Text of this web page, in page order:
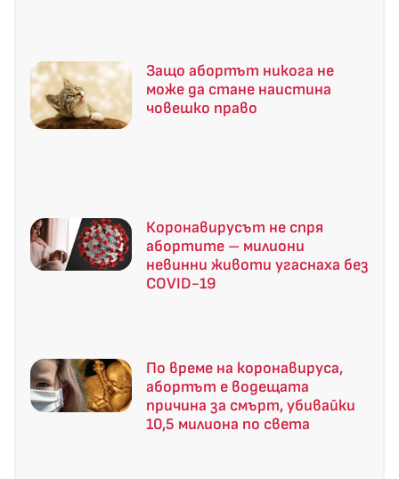
Защо абортът никога не
може да стане наистина
човешко право
Коронавирусът не спря
абортите – милиони
невинни животи угаснаха без
COVID-19
По време на коронавируса,
абортът е водещата
причина за смърт, убивайки
10,5 милиона по света